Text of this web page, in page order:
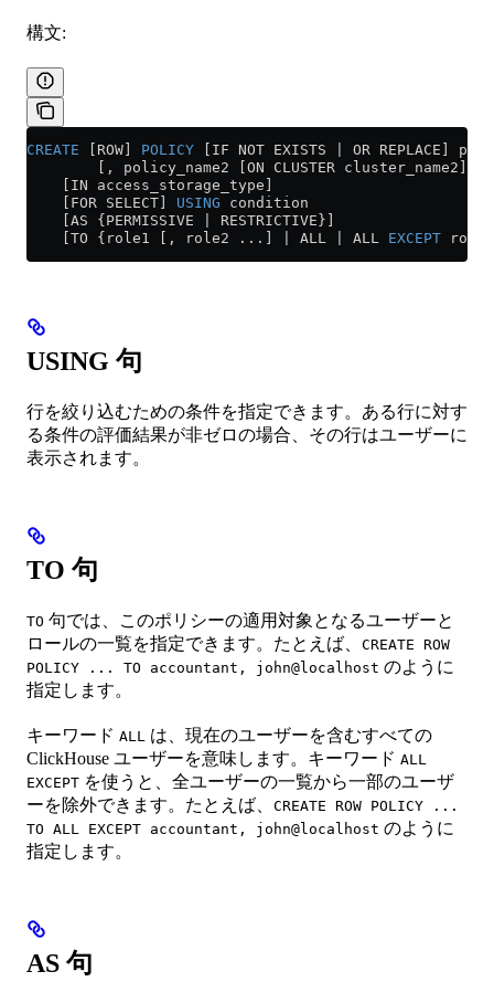
構文:
CREATE [ROW] POLICY [IF NOT EXISTS | OR REPLACE]
        [, policy_name2 [ON CLUSTER cluster_name2]
    [IN access_storage_type]
    [FOR SELECT]
USING condition
    [AS {PERMISSIVE | RESTRICTIVE}]
    [TO {role1 [, role2 ...] | ALL | ALL
EXCEPT
USING 句
行を絞り込むための条件を指定できます。ある行に対す
る条件の評価結果が非ゼロの場合、その行はユーザーに
表示されます。
TO 句
TO 句では、このポリシーの適用対象となるユーザーと
ロールの一覧を指定できます。たとえば、 CREATE ROW
POLICY ... TO accountant, john@localhost のように
指定します。
キーワード ALL は、現在のユーザーを含むすべての
ClickHouse ユーザーを意味します。キーワード ALL
EXCEPT を使うと、全ユーザーの一覧から一部のユーザ
ーを除外できます。たとえば、 CREATE ROW POLICY ...
TO ALL EXCEPT accountant, john@localhost のように
指定します。
AS 句